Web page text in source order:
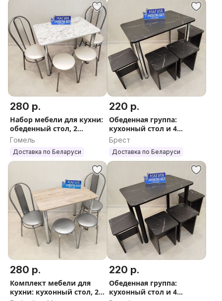
280 р.
Набор мебели для кухни:
обеденный стол, 2
табурета, 2 стула
Гомель
Доставка по Беларуси
220 р.
Обеденная группа:
кухонный стол и 4
табурета Доставка по РБ
Брест
Доставка по Беларуси
280 р.
Комплект мебели для
кухни: кухонный стол, 2
220 р.
Обеденная группа:
кухонный стол и 4